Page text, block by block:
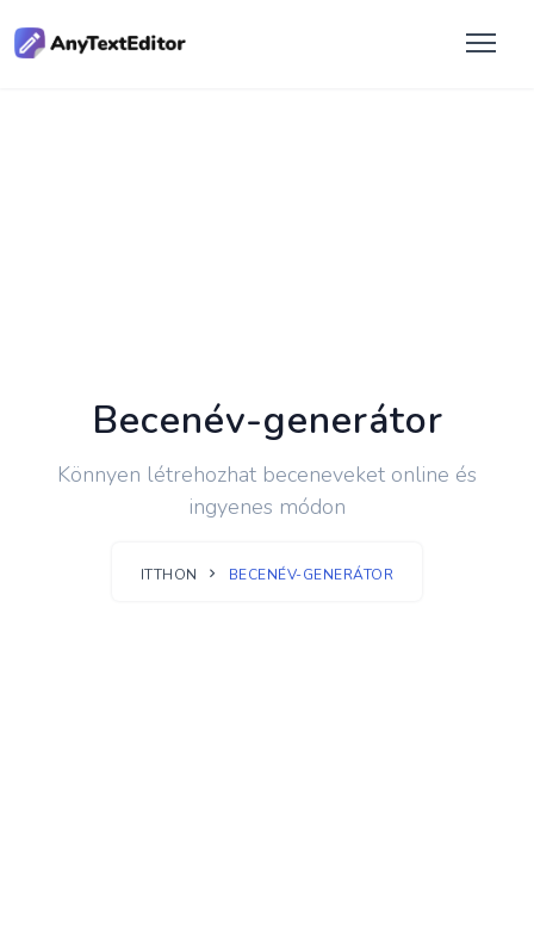
Becenév-generátor
Könnyen létrehozhat beceneveket online és
ingyenes módon
ITTHON BECENÉV-GENERÁTOR